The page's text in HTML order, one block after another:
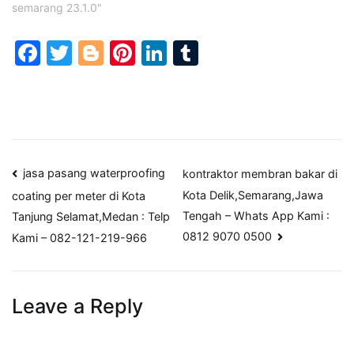
semarang 23.1.0"
Facebook
Twitter
Blogger
Pinterest
LinkedIn
Post
navigation
jasa pasang waterproofing
coating per meter ​di Kota
Tanjung Selamat,Medan : Telp
Kami – 082-121-219-966
kontraktor membran bakar di
Kota Delik,Semarang,Jawa
Tengah – Whats App Kami :
0812 9070 0500
Leave a Reply